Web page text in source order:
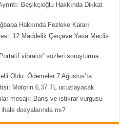
Beşikçioğlu Hakkında Dikkat
Hakkında Fezleke Kararı
12 Maddelik Çerçeve Yasa Meclis
vibratör” sözleri soruşturma
Oldu: Ödemeler 7 Ağustos’ta
Motorin 6,37 TL ucuzlayacak
mesajı: Barış ve istikrar vurgusu
dosyalarında mı?